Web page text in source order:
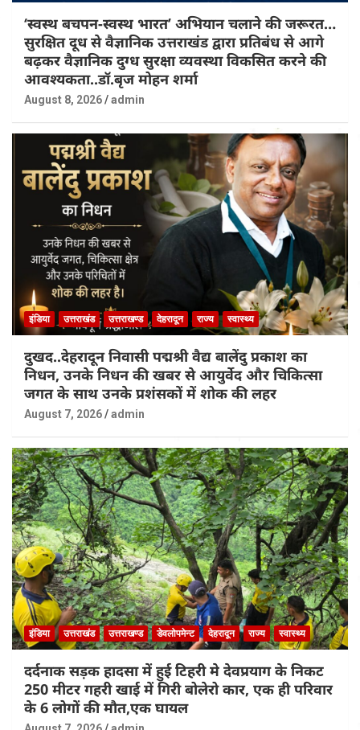
‘स्वस्थ बचपन-स्वस्थ भारत’ अभियान चलाने की जरूरत…
सुरक्षित दूध से वैज्ञानिक उत्तराखंड द्वारा प्रतिबंध से आगे
बढ़कर वैज्ञानिक दुग्ध सुरक्षा व्यवस्था विकसित करने की
आवश्यकता..डॉ.बृज मोहन शर्मा
August 8, 2026 admin
इंडिया उत्तराखंड उत्तराखण्ड देहरादून राज्य स्वास्थ्य
दुखद..देहरादून निवासी पद्मश्री वैद्य बालेंदु प्रकाश का
निधन, उनके निधन की खबर से आयुर्वेद और चिकित्सा
जगत के साथ उनके प्रशंसकों में शोक की लहर
August 7, 2026 admin
इंडिया उत्तराखंड उत्तराखण्ड डेवलोपमेन्ट देहरादून राज्य स्वास्थ्य
दर्दनाक सड़क हादसा में हुई टिहरी मे देवप्रयाग के निकट
250 मीटर गहरी खाई में गिरी बोलेरो कार, एक ही परिवार
के 6 लोगों की मौत,एक घायल